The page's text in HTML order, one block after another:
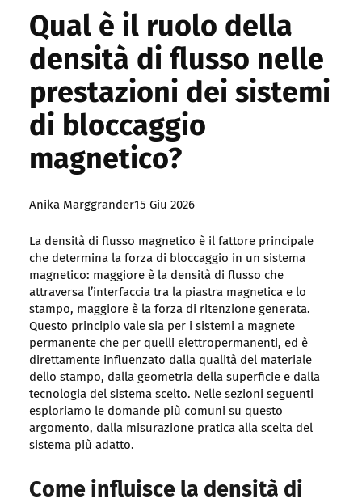
Qual è il ruolo della
densità di flusso nelle
prestazioni dei sistemi
di bloccaggio
magnetico?
Posted
Anika Marggrander15 Giu 2026
La densità di flusso magnetico è il fattore principale
che determina la forza di bloccaggio in un sistema
magnetico: maggiore è la densità di flusso che
attraversa l’interfaccia tra la piastra magnetica e lo
stampo, maggiore è la forza di ritenzione generata.
Questo principio vale sia per i sistemi a magnete
permanente che per quelli elettropermanenti, ed è
direttamente influenzato dalla qualità del materiale
dello stampo, dalla geometria della superficie e dalla
tecnologia del sistema scelto. Nelle sezioni seguenti
esploriamo le domande più comuni su questo
argomento, dalla misurazione pratica alla scelta del
sistema più adatto.
Come influisce la densità di